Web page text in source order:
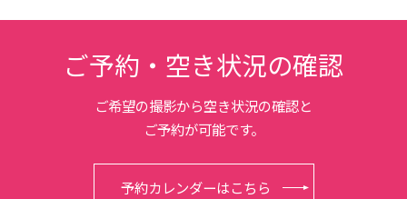
ご予約・空き状況の確認
ご希望の撮影から空き状況の確認と
ご予約が可能です。
予約カレンダーはこちら